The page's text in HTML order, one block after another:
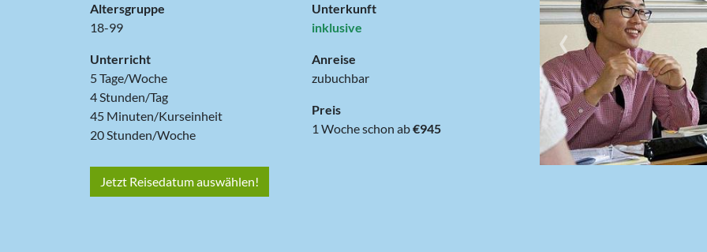
‹
Altersgruppe
18-99
Unterricht
5 Tage/Woche
4 Stunden/Tag
45 Minuten/Kurseinheit
20 Stunden/Woche
Unterkunft
inklusive
Anreise
zubuchbar
Preis
1 Woche schon ab€945
Jetzt Reisedatum auswählen!